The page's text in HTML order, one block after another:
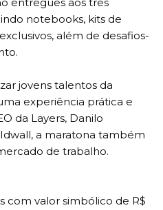
entregues aos três
notebooks, kits de
além de desafios-
jovens talentos da
experiência prática e
da Layers, Danilo
a maratona também
de trabalho.
com valor simbólico de R$